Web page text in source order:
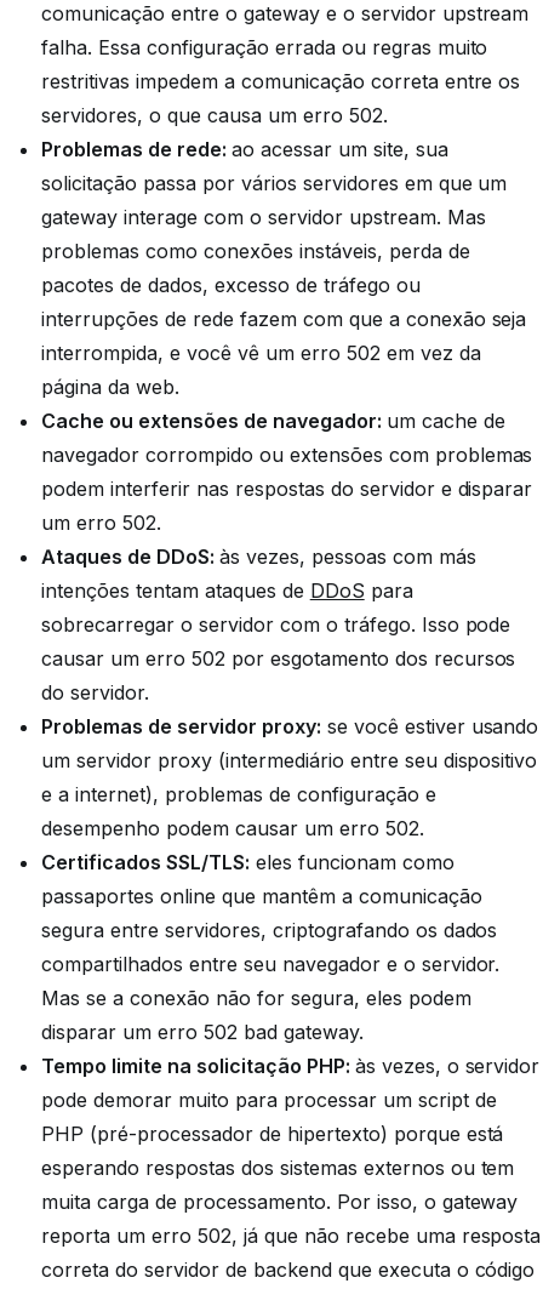
comunicação entre o gateway e o servidor upstream
falha. Essa configuração errada ou regras muito
restritivas impedem a comunicação correta entre os
servidores, o que causa um erro 502.
Problemas de rede: ao acessar um site, sua
solicitação passa por vários servidores em que um
gateway interage com o servidor upstream. Mas
problemas como conexões instáveis, perda de
pacotes de dados, excesso de tráfego ou
interrupções de rede fazem com que a conexão seja
interrompida, e você vê um erro 502 em vez da
página da web.
Cache ou extensões de navegador: um cache de
navegador corrompido ou extensões com problemas
podem interferir nas respostas do servidor e disparar
um erro 502.
Ataques de DDoS: às vezes, pessoas com más
intenções tentam ataques de DDoS para
sobrecarregar o servidor com o tráfego. Isso pode
causar um erro 502 por esgotamento dos recursos
do servidor.
Problemas de servidor proxy: se você estiver usando
um servidor proxy (intermediário entre seu dispositivo
e a internet), problemas de configuração e
desempenho podem causar um erro 502.
Certificados SSL/TLS: eles funcionam como
passaportes online que mantêm a comunicação
segura entre servidores, criptografando os dados
compartilhados entre seu navegador e o servidor.
Mas se a conexão não for segura, eles podem
disparar um erro 502 bad gateway.
Tempo limite na solicitação PHP: às vezes, o servidor
pode demorar muito para processar um script de
PHP (pré-processador de hipertexto) porque está
esperando respostas dos sistemas externos ou tem
muita carga de processamento. Por isso, o gateway
reporta um erro 502, já que não recebe uma resposta
correta do servidor de backend que executa o código